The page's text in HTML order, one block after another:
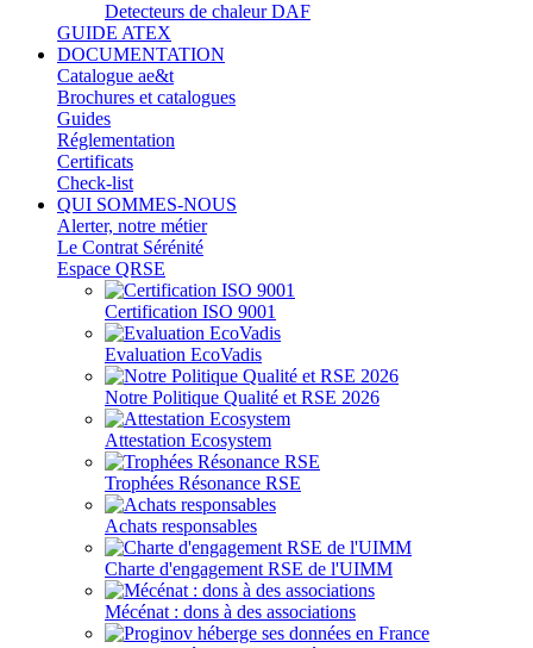
Detecteurs de chaleur DAF
GUIDE ATEX
DOCUMENTATION
Catalogue ae&t
Brochures et catalogues
Guides
Réglementation
Certificats
Check-list
QUI SOMMES-NOUS
Alerter, notre métier
Le Contrat Sérénité
Espace QRSE
Certification ISO 9001
Evaluation EcoVadis
Notre Politique Qualité et RSE 2026
Attestation Ecosystem
Trophées Résonance RSE
Achats responsables
Charte d'engagement RSE de l'UIMM
Mécénat : dons à des associations